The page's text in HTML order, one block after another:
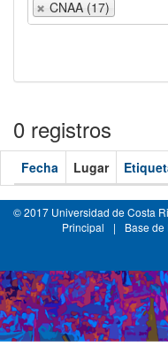
CNAA (17)
0 registros
Fecha Lugar
© 2017 Universidad de Costa
Principal
| Base de